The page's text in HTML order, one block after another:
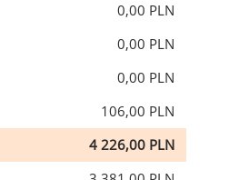
0,00 PLN
0,00 PLN
0,00 PLN
106,00 PLN
4 226,00 PLN